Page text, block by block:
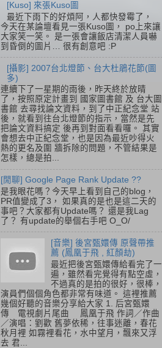
[Kuso] 來張Kuso圖
最近下雨下的好煩阿，人都快發霉了，
今天在某論壇看見一張Kuso圖， po上來讓
大家笑一笑。 是一張會讓飯店清潔人員嚇
到昏倒的圖片… 很有創意吧 :P
[攝影] 2007台北燈節、台大杜鵑花節(圖
多)
連續下了一星期的雨後，昨天終於放晴
了，按照原定計畫到 國家圖書館 及 台大圖
書館 去尋找論文資料，到了中正紀念堂 站
後，就看到往台北燈節的指示，當然是先
把論文資料搞定 後再到對面看看囉。 其實
會想去中正紀念堂，也是因為最近吵得火
熱的更名及圍 牆拆除的問題，不管結果是
怎樣，總是拍...
[閒聊] Google Page Rank Update ??
是我眼花嗎？今天早上看到自己的blog，
PR值變成了3， 如果真的是也是這二天的
事吧？大家都有Update嗎？ 還是我Lag
了？ 有update的舉個右手吧 O_O/
[音樂] 後宮甄嬛傳 原聲帶推
薦 (鳳凰于飛 , 紅顏劫)
最近把後宮甄嬛傳給看完了一
遍，雖然看完覺得有點空虛，
不過真的是拍的很好，很棒，
演員們個個角色都非常有味道。 這裡推薦
幾個好聽的音樂分享給大家 1. 后宮甄嬛
傳 電視劇片尾曲 鳳凰于飛 作詞／作曲
／演唱：劉歡 舊夢依稀，往事迷離，春花
秋月裡 如霧裡看花，水中望月，飄來又浮
去 君...